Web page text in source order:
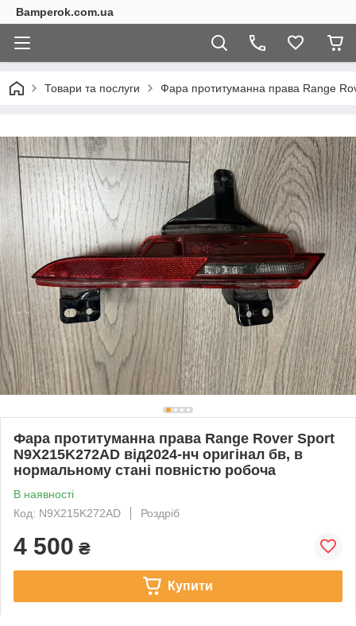
Bamperok.com.ua
Товари та послуги Фара протитуманна права Range
Фара протитуманна права Range Rover Sport
N9X215K272AD від2024-нч оригінал бв, в
нормальному стані повністю робоча
В наявності
Код: N9X215K272AD
Роздріб
4 500 ₴
Купити